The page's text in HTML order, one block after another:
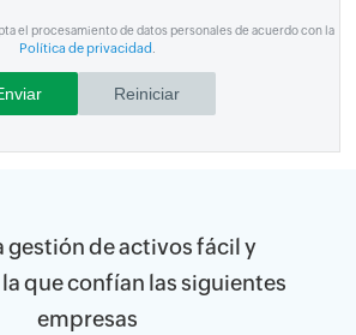
el procesamiento de datos personales de acuerdo con la
Política de privacidad.
gestión de activos fácil y
que confían las siguientes
empresas